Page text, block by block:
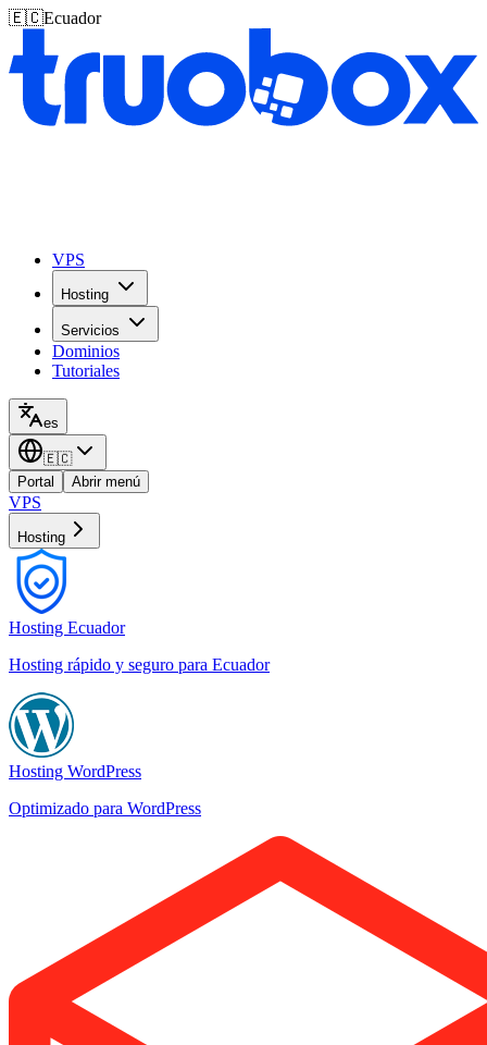
🇪🇨Ecuador
VPS
Hosting
Servicios
Dominios
Tutoriales
es
🇪🇨
Portal
Abrir menú
VPS
Hosting
Hosting Ecuador
Hosting rápido y seguro para Ecuador
Hosting WordPress
Optimizado para WordPress